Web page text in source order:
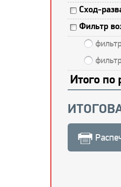
Сход-
Фильтр
Итого по